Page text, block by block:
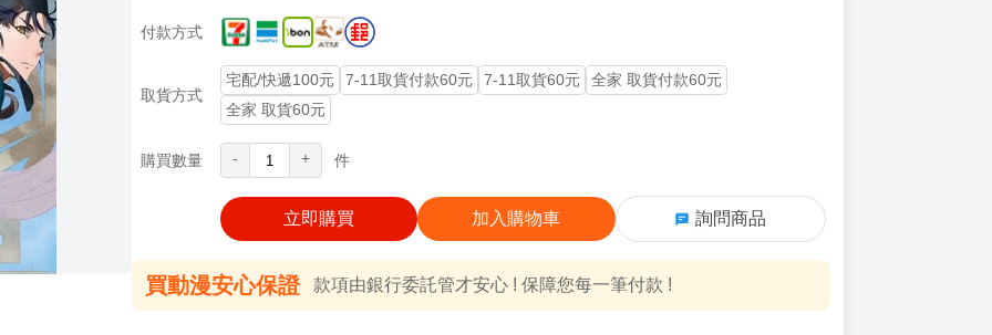
付款方式
取貨方式
宅配/快遞100元 7-11取貨付款60元 7-11取貨60元
全家 取貨付款60元
全家 取貨60元
購買數量 - + 件
立即購買 加入購物車 詢問商品
買動漫安心保證 款項由銀行委託管才安心 ! 保障您每一筆付款 !